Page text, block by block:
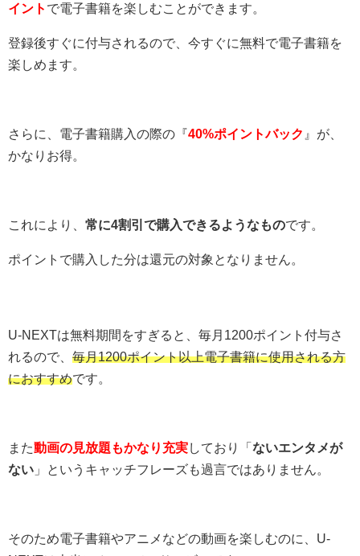
イント で電子書籍を楽しむことができます。
登録後すぐに付与されるので、今すぐに無料で電子書籍を
楽しめます。
さらに、電子書籍購入の際の『40%ポイントバック 』が、
かなりお得。
これにより、 常に4割引で購入できるようなものです。
ポイントで購入した分は還元の対象となりません。
U-NEXTは無料期間をすぎると、毎月1200ポイント付与さ
れるので、 毎月1200ポイント以上電子書籍に使用される方
におすすめです。
また動画の見放題もかなり充実しており「 ないエンタメが
ない 」というキャッチフレーズも過言ではありません。
そのため電子書籍やアニメなどの動画を楽しむのに、U-